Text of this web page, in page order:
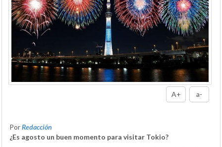
A+ a-
PorRedacción
¿Es agosto un buen momento para visitar Tokio?